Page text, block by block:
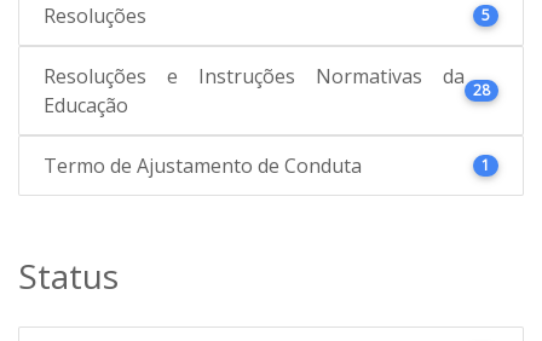
Resoluções 5
Resoluções e Instruções Normativas da
Educação
28
Termo de Ajustamento de Conduta 1
Status